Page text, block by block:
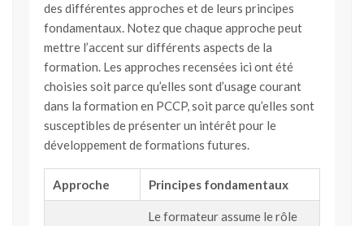
des différentes approches et de leurs principes
fondamentaux. Notez que chaque approche peut
mettre l’accent sur différents aspects de la
formation. Les approches recensées ici ont été
choisies soit parce qu’elles sont d’usage courant
dans la formation en PCCP, soit parce qu’elles sont
susceptibles de présenter un intérêt pour le
développement de formations futures.
Approche Principes fondamentaux
Le formateur assume le rôle